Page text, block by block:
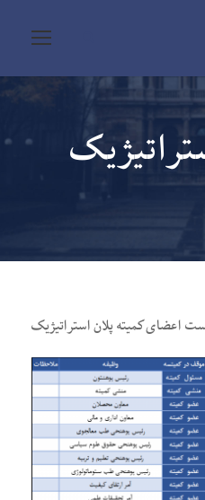
اعضای کمیته پلان استراتیژیک